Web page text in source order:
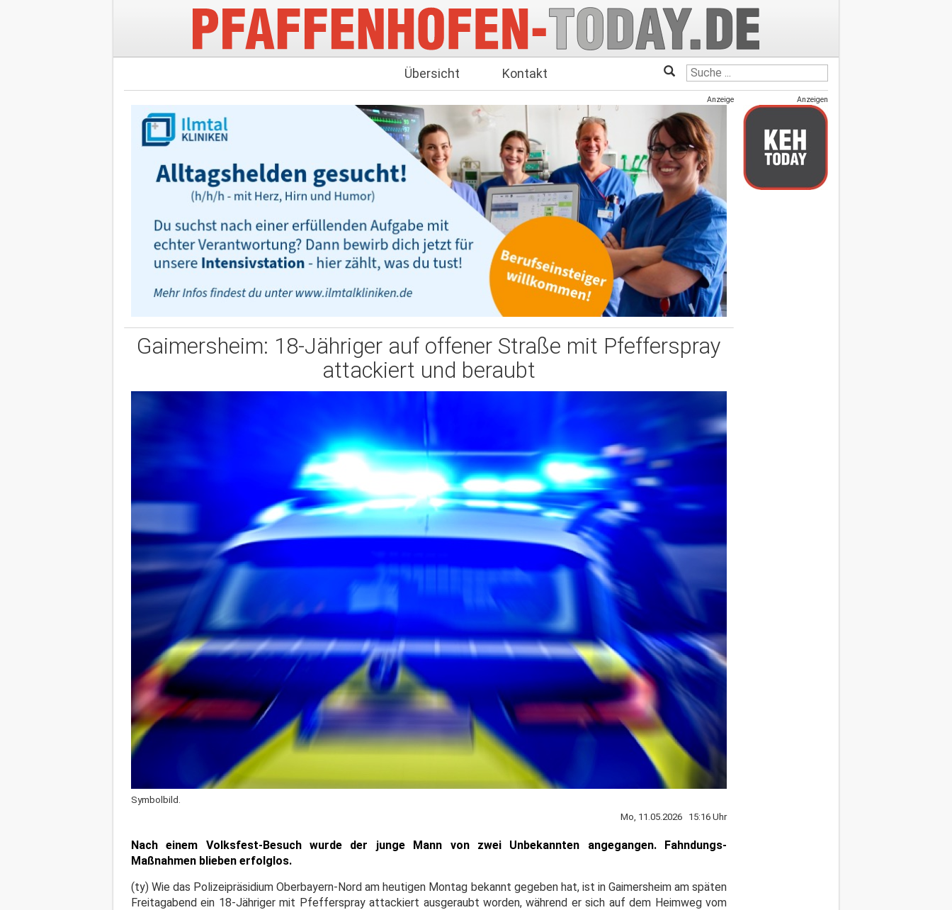
Übersicht Kontakt
Anzeige
Gaimersheim: 18-Jähriger auf offener Straße mit Pfefferspray
attackiert und beraubt
Symbolbild.
Mo, 11.05.2026 15:16 Uhr
Nach einem Volksfest-Besuch wurde der junge Mann von zwei Unbekannten angegangen. Fahndungs-
Maßnahmen blieben erfolglos.
(ty) Wie das Polizeipräsidium Oberbayern-Nord am heutigen Montag bekannt gegeben hat, ist in Gaimersheim am späten
Freitagabend ein 18-Jähriger mit Pfefferspray attackiert ausgeraubt worden, während er sich auf dem Heimweg vom
Anzeigen